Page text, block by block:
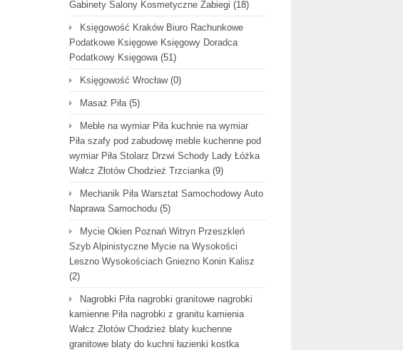
Gabinety Salony Kosmetyczne Zabiegi (18)
Księgowość Kraków Biuro Rachunkowe
Podatkowe Księgowe Księgowy Doradca
Podatkowy Księgowa(51)
Księgowość Wrocław(0)
Masaż Piła(5)
Meble na wymiar Piła kuchnie na wymiar
Piła szafy pod zabudowę meble kuchenne pod
wymiar Piła Stolarz Drzwi Schody Lady Łóżka
Wałcz Złotów Chodzież Trzcianka(9)
Mechanik Piła Warsztat Samochodowy Auto
Naprawa Samochodu (5)
Mycie Okien Poznań Witryn Przeszkleń
Szyb Alpinistyczne Mycie na Wysokości
Leszno Wysokościach Gniezno Konin Kalisz
(2)
Nagrobki Piła nagrobki granitowe nagrobki
kamienne Piła nagrobki z granitu kamienia
Wałcz Złotów Chodzież blaty kuchenne
granitowe blaty do kuchni łazienki kostka